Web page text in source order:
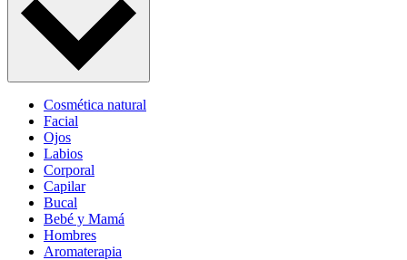
Cosmética natural
Facial
Ojos
Labios
Corporal
Capilar
Bucal
Bebé y Mamá
Hombres
Aromaterapia